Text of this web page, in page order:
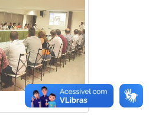
Baixar